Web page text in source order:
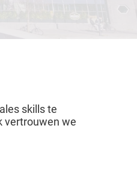
skills te
vertrouwen we